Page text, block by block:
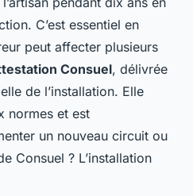
C’est essentiel en
peut affecter plusieurs
Consuel, délivrée
de l’installation. Elle
normes et est
un nouveau circuit ou
Consuel ? L’installation